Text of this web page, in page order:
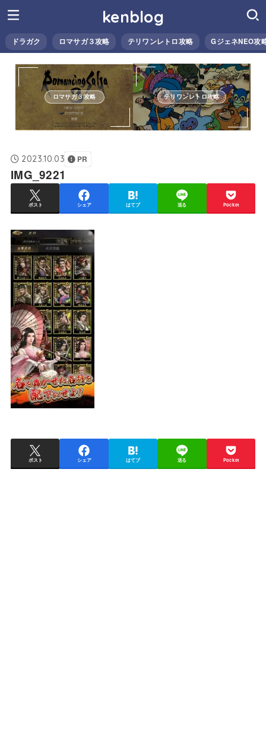
kenblog
ドラガク ロマサガ３攻略 テリワンレトロ攻略 GジェネNEO攻
ロマサガ３攻略 テリワンレトロ攻略
2023.10.03 PR
IMG_9221
ポスト シェア はてブ 送る Pocket
ポスト シェア はてブ 送る Pocket